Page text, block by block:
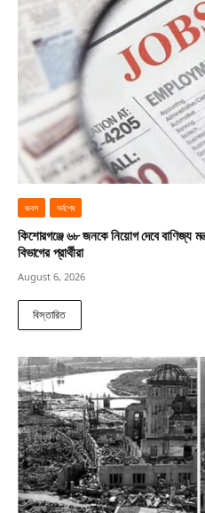
জবস সর্বশেষ
কিশোরগঞ্জে ৬৮ জনকে নিয়োগ দেবে বাণিজ্য
বিভাগের প্রার্থীরা
August 6, 2026
বিস্তারিত